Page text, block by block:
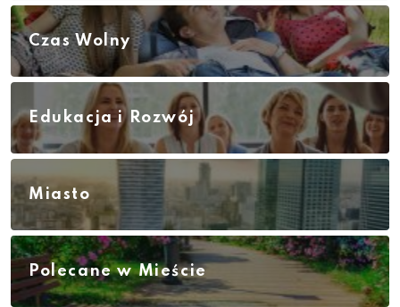
Czas Wolny
Edukacja i Rozwój
Miasto
Polecane w Mieście